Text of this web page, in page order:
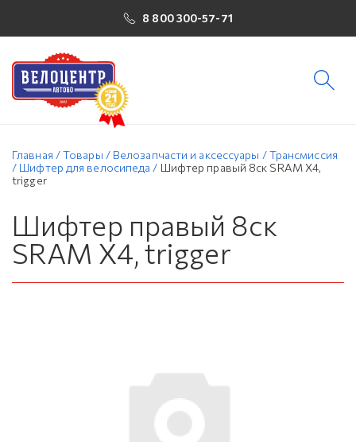
8 800 300-57-71
Главная /Товары / Велозапчасти и аксессуары /Трансмиссия
/ Шифтер для велосипеда / Шифтер правый 8ск SRAM X4,
trigger
Шифтер правый 8ск
SRAM X4, trigger